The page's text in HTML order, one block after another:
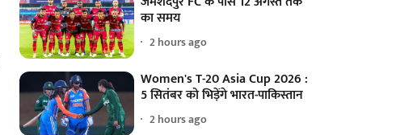
का समय
2 hours ago
Women's T-20 Asia Cup 2026 :
5 सितंबर को भिड़ेंगे भारत-पाकिस्तान
2 hours ago